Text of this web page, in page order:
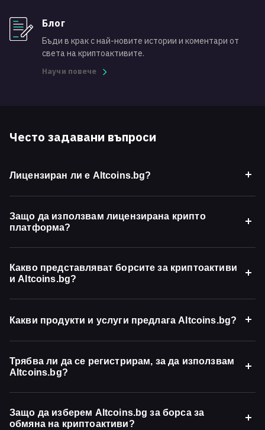
Блог
Бъди в крак с най-новите истории и коментари от
света на криптоактивите.
Научи повече
Често задавани въпроси
Лицензиран ли е Altcoins.bg?
Защо да използвам лицензирана крипто
платформа?
Какво представляват борсите за криптоактиви
и Altcoins.bg?
Какви продукти и услуги предлага Altcoins.bg?
Трябва ли да се регистрирам, за да използвам
Altcoins.bg?
Защо да изберем Altcoins.bg за борса за
обмяна на криптоактиви?